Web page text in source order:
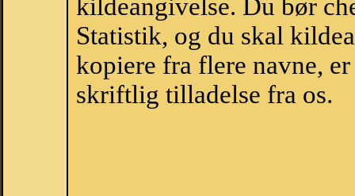
kildeangivelse. Du bør
Statistik, og du skal
kopiere fra flere navne,
skriftlig tilladelse fra os.